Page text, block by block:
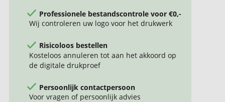
Professionele bestandscontrole voor €0,-
Wij controleren uw logo voor het drukwerk
Risicoloos bestellen
Kosteloos annuleren tot aan het akkoord op
de digitale drukproef
Persoonlijk contactpersoon
Voor vragen of persoonlijk advies